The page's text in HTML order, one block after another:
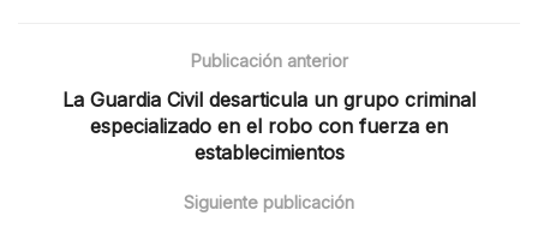
Publicación anterior
La Guardia Civil desarticula un grupo criminal
especializado en el robo con fuerza en
establecimientos
Siguiente publicación